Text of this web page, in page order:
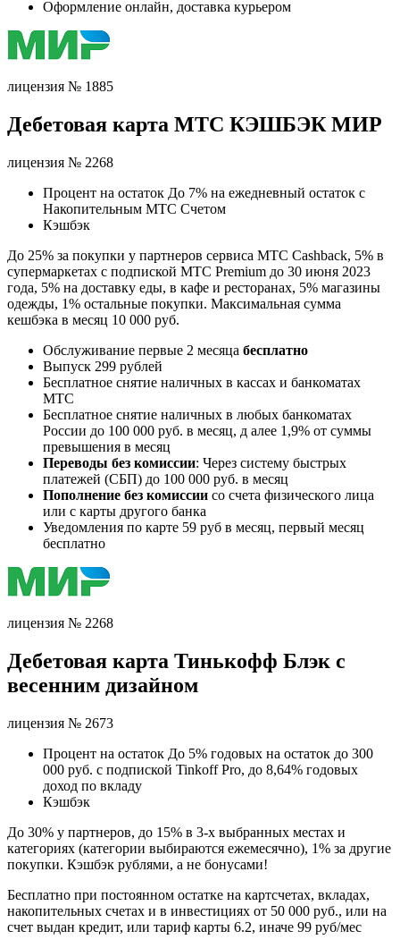
Оформление онлайн, доставка курьером
лицензия № 1885
Дебетовая карта МТС КЭШБЭК МИР
лицензия № 2268
Процент на остаток До 7% на ежедневный остаток с
Накопительным МТС Счетом
Кэшбэк
До 25% за покупки у партнеров сервиса МТС Cashback, 5% в
супермаркетах с подпиской МТС Premium до 30 июня 2023
года, 5% на доставку еды, в кафе и ресторанах, 5% магазины
одежды, 1% остальные покупки. Максимальная сумма
кешбэка в месяц 10 000 руб.
Обслуживание первые 2 месяца бесплатно
Выпуск 299 рублей
Бесплатное снятие наличных в кассах и банкоматах
МТС
Бесплатное снятие наличных в любых банкоматах
России до 100 000 руб. в месяц, д алее 1,9% от суммы
превышения в месяц
Переводы без комиссии: Через систему быстрых
платежей (СБП) до 100 000 руб. в месяц
Пополнение без комиссии со счета физического лица
или с карты другого банка
Уведомления по карте 59 руб в месяц, первый месяц
бесплатно
лицензия № 2268
Дебетовая карта Тинькофф Блэк с
весенним дизайном
лицензия № 2673
Процент на остаток До 5% годовых на остаток до 300
000 руб. с подпиской Tinkoff Pro, до 8,64% годовых
доход по вкладу
Кэшбэк
До 30% у партнеров, до 15% в 3-х выбранных местах и
категориях (категории выбираются ежемесячно), 1% за другие
покупки. Кэшбэк рублями, а не бонусами!
Бесплатно при постоянном остатке на картсчетах, вкладах,
накопительных счетах и в инвестициях от 50 000 руб., или на
счет выдан кредит, или тариф карты 6.2, иначе 99 руб/мес